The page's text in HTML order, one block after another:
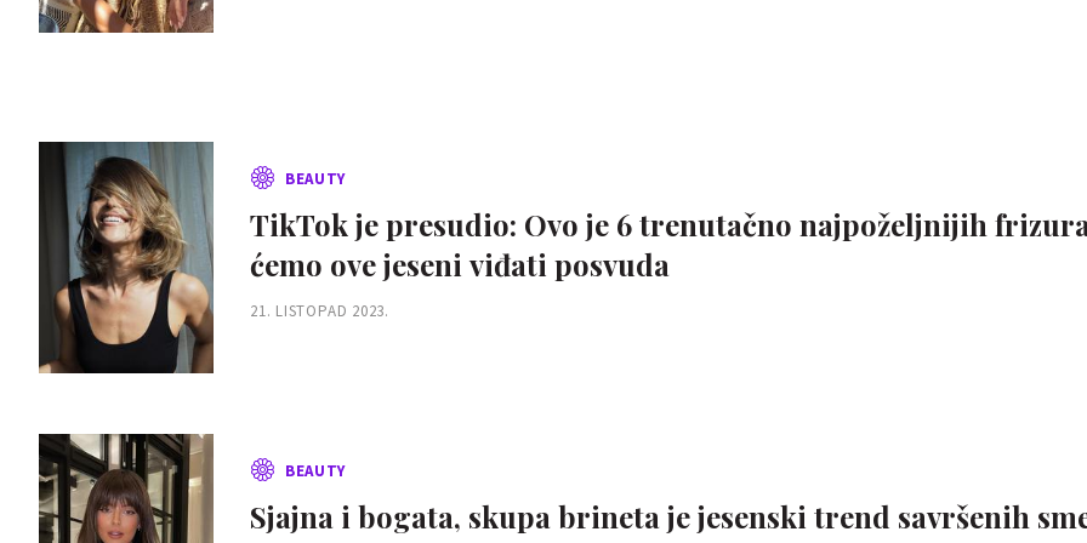
BEAUTY
TikTok je presudio: Ovo je 6 trenutačno najpoželjnijih
ćemo ove jeseni viđati posvuda
21. LISTOPAD 2023.
BEAUTY
Sjajna i bogata, skupa brineta je jesenski trend savršenih